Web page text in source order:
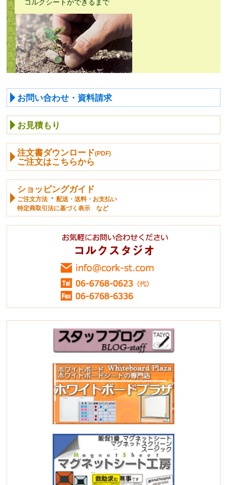
コルクシートができるまで
お問い合わせ・資料請求
お見積もり
注文書ダウンロード(PDF)
ご注文はこちらから
ショッピングガイド
ご注文方法 ・配送・送料・お支払い
特定商取引法に基づく表示 など